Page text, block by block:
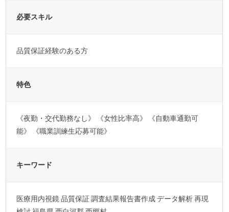
必要スキル
品質保証経験のある方
特色
《夜勤・交代勤務なし》 《女性比率高》 《自動車通勤可
能》 《職業訓練生応募可能》
キーワード
医療用内視鏡 品質保証 調査結果報告書作成 データ解析 再現